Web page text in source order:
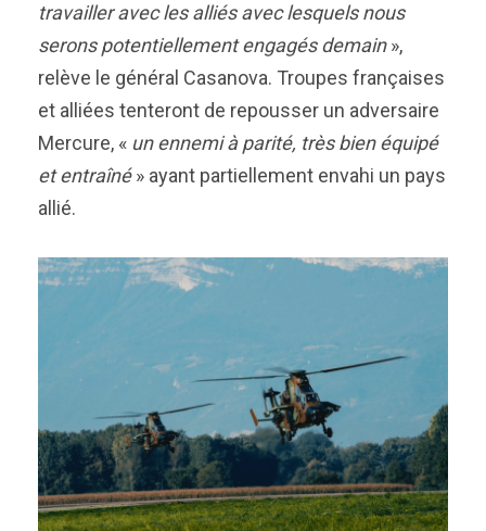
travailler avec les alliés avec lesquels nous
serons potentiellement engagés demain»,
relève le général Casanova. Troupes françaises
et alliées tenteront de repousser un adversaire
Mercure, « un ennemi à parité, très bien équipé
et entraîné» ayant partiellement envahi un pays
allié.